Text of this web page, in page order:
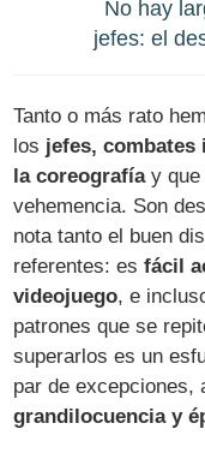
No hay
jefes: el
Tanto o más rato
los jefes,
la coreografíay que
vehemencia. Son
nota tanto el buen
referentes: esfácil
videojuego, e
patrones que se
superarlos es un
par de excepciones,
grandilocuencia y